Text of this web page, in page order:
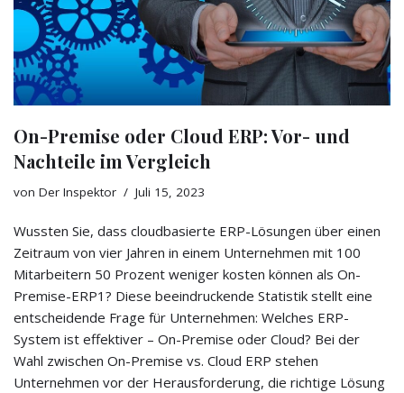
On-Premise oder Cloud ERP: Vor- und
Nachteile im Vergleich
von Der Inspektor Juli 15, 2023
Wussten Sie, dass cloudbasierte ERP-Lösungen über einen
Zeitraum von vier Jahren in einem Unternehmen mit 100
Mitarbeitern 50 Prozent weniger kosten können als On-
Premise-ERP1? Diese beeindruckende Statistik stellt eine
entscheidende Frage für Unternehmen: Welches ERP-
System ist effektiver – On-Premise oder Cloud? Bei der
Wahl zwischen On-Premise vs. Cloud ERP stehen
Unternehmen vor der Herausforderung, die richtige Lösung